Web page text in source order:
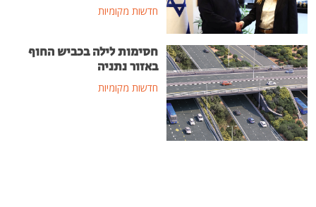
חדשות מקומיות
חסימות לילה בכביש החוף
באזור נתניה
חדשות מקומיות